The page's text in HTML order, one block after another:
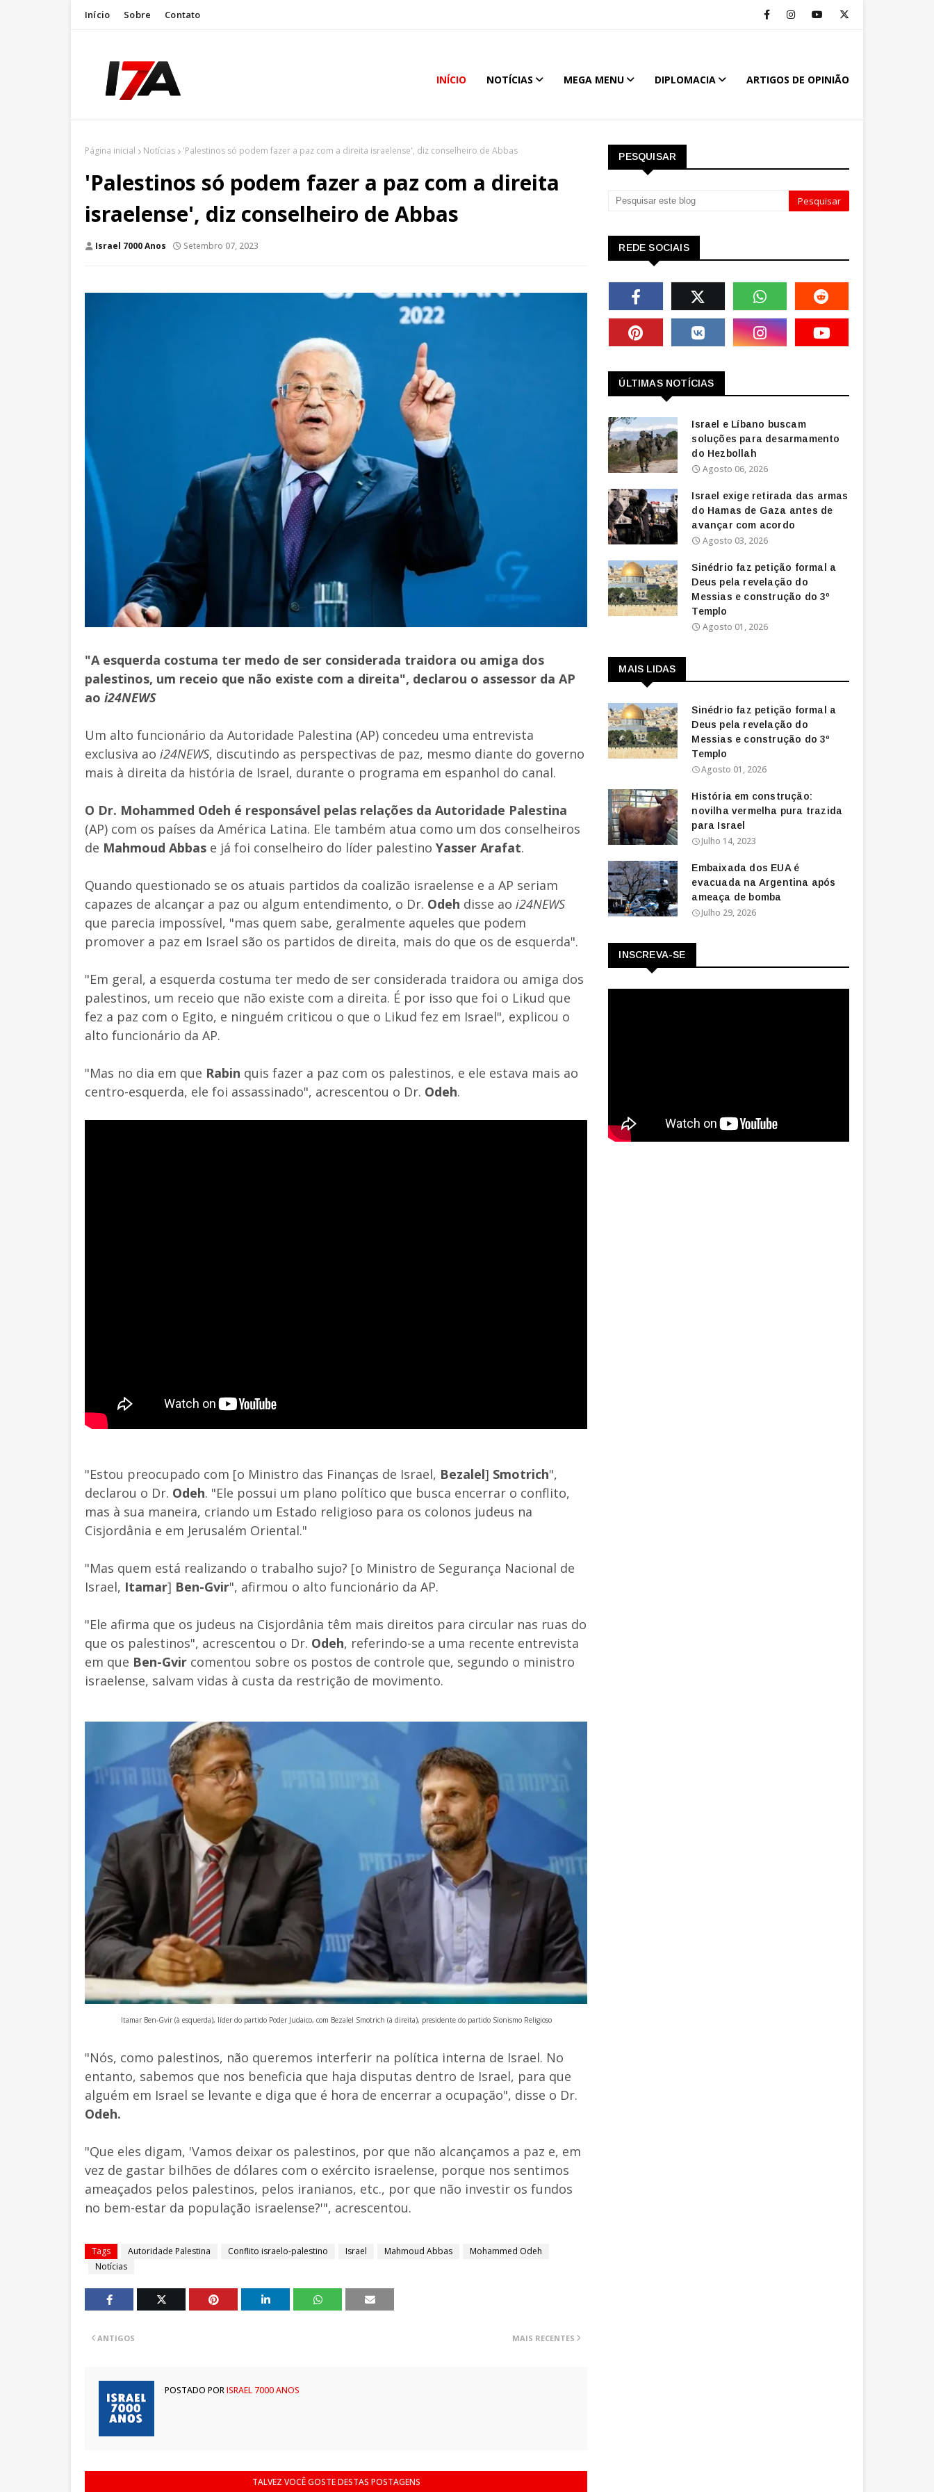
Início Sobre Contato
INÍCIO NOTÍCIAS MEGA MENU DIPLOMACIA ARTIGOS DE OPINIÃO
Página inicial Notícias 'Palestinos só podem fazer a paz com a direita israelense', diz conselheiro de Abbas
'Palestinos só podem fazer a paz com a direita
israelense', diz conselheiro de Abbas
Israel 7000 Anos Setembro 07, 2023
"A esquerda costuma ter medo de ser considerada traidora ou amiga dos
palestinos, um receio que não existe com a direita", declarou o assessor da AP
ao i24NEWS
Um alto funcionário da Autoridade Palestina (AP) concedeu uma entrevista
exclusiva ao i24NEWS, discutindo as perspectivas de paz, mesmo diante do governo
mais à direita da história de Israel, durante o programa em espanhol do canal.
O Dr. Mohammed Odeh é responsável pelas relações da Autoridade Palestina
(AP) com os países da América Latina. Ele também atua como um dos conselheiros
de Mahmoud Abbas e já foi conselheiro do líder palestino Yasser Arafat.
Quando questionado se os atuais partidos da coalizão israelense e a AP seriam
capazes de alcançar a paz ou algum entendimento, o Dr. Odeh disse ao i24NEWS
que parecia impossível, "mas quem sabe, geralmente aqueles que podem
promover a paz em Israel são os partidos de direita, mais do que os de esquerda".
"Em geral, a esquerda costuma ter medo de ser considerada traidora ou amiga dos
palestinos, um receio que não existe com a direita. É por isso que foi o Likud que
fez a paz com o Egito, e ninguém criticou o que o Likud fez em Israel", explicou o
alto funcionário da AP.
"Mas no dia em que Rabin quis fazer a paz com os palestinos, e ele estava mais ao
centro-esquerda, ele foi assassinado", acrescentou o Dr. Odeh.
"Estou preocupado com [o Ministro das Finanças de Israel, Bezalel] Smotrich",
declarou o Dr. Odeh. "Ele possui um plano político que busca encerrar o conflito,
mas à sua maneira, criando um Estado religioso para os colonos judeus na
Cisjordânia e em Jerusalém Oriental."
"Mas quem está realizando o trabalho sujo? [o Ministro de Segurança Nacional de
Israel, Itamar] Ben-Gvir", afirmou o alto funcionário da AP.
"Ele afirma que os judeus na Cisjordânia têm mais direitos para circular nas ruas do
que os palestinos", acrescentou o Dr. Odeh, referindo-se a uma recente entrevista
em que Ben-Gvir comentou sobre os postos de controle que, segundo o ministro
israelense, salvam vidas à custa da restrição de movimento.
Itamar Ben-Gvir (à esquerda), líder do partido Poder Judaico, com Bezalel Smotrich (à direita), presidente do partido Sionismo Religioso
"Nós, como palestinos, não queremos interferir na política interna de Israel. No
entanto, sabemos que nos beneficia que haja disputas dentro de Israel, para que
alguém em Israel se levante e diga que é hora de encerrar a ocupação", disse o Dr.
Odeh.
"Que eles digam, 'Vamos deixar os palestinos, por que não alcançamos a paz e, em
vez de gastar bilhões de dólares com o exército israelense, porque nos sentimos
ameaçados pelos palestinos, pelos iranianos, etc., por que não investir os fundos
no bem-estar da população israelense?'", acrescentou.
Tags Autoridade Palestina Conflito israelo-palestino Israel Mahmoud Abbas
Mohammed Odeh
Notícias
MAIS RECENTES
ANTIGOS
POSTADO PORISRAEL 7000 ANOS
TALVEZ VOCÊ GOSTE DESTAS POSTAGENS
PESQUISAR
REDE SOCIAIS
ÚLTIMAS NOTÍCIAS
Israel e Líbano buscam
soluções para desarmamento
do Hezbollah
Agosto 06, 2026
Israel exige retirada das armas
do Hamas de Gaza antes de
avançar com acordo
Agosto 03, 2026
Sinédrio faz petição formal a
Deus pela revelação do
Messias e construção do 3º
Templo
Agosto 01, 2026
MAIS LIDAS
Sinédrio faz petição formal a
Deus pela revelação do
Messias e construção do 3º
Templo
Agosto 01, 2026
História em construção:
novilha vermelha pura trazida
para Israel
Julho 14, 2023
Embaixada dos EUA é
evacuada na Argentina após
ameaça de bomba
Julho 29, 2026
INSCREVA-SE